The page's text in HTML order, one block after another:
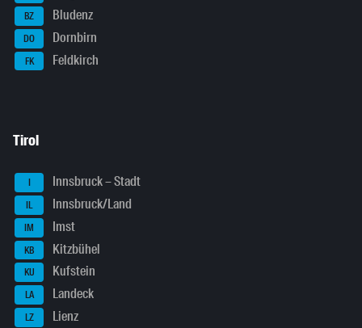
BZ Bludenz
DO Dornbirn
FK Feldkirch
Tirol
I Innsbruck – Stadt
IL Innsbruck/Land
IM Imst
KB Kitzbühel
KU Kufstein
LA Landeck
LZ Lienz